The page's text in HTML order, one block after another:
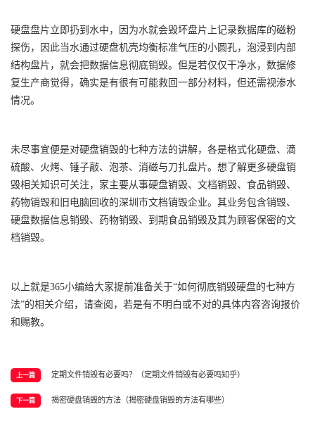
硬盘盘片立即扔到水中，因为水就会毁坏盘片上记录数据库的磁粉
探伤，因此当水通过硬盘机壳均衡标准气压的小圆孔，泡浸到内部
结构盘片，就会把数据信息彻底销毁。但是若仅仅干净水，数据修
复生产商觉得，确实是有很有可能救回一部分材料，但还需视渗水
情况。
未尽事宜便是对硬盘销毁的七种方法的讲解，各是格式化硬盘、滴
硫酸、火烤、锤子敲、泡茶、消磁与刀扎盘片。想了解更多硬盘销
毁相关知识可关注，家主要从事硬盘销毁、文档销毁、 食品销毁、
药物销毁和旧电脑回收的深圳市文档销毁企业。其业务包含销毁、
硬盘数据信息销毁、药物销毁、到期食品销毁及其为顾客保密的文
档销毁。
以上就是365小编给大家提前准备关于“如何彻底销毁硬盘的七种方
法”的相关介绍，请查阅，若是有不明白或不对的具体内容咨询报价
和赐教。
上一篇 定期文件销毁有必要吗？（定期文件销毁有必要吗知乎）
下一篇 揭密硬盘销毁的方法（揭密硬盘销毁的方法有哪些）